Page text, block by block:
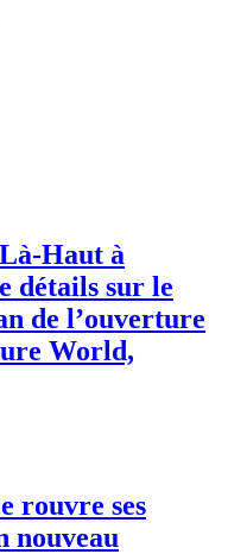
Haut à
détails sur le
de l’ouverture
World,
rouvre ses
nouveau